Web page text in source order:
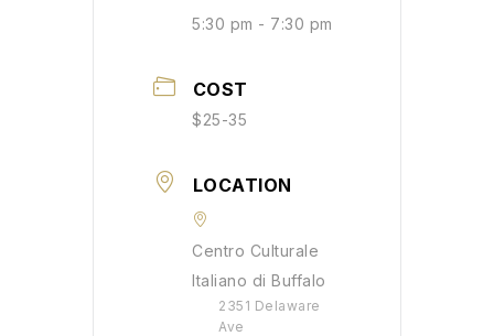
5:30 pm - 7:30 pm
COST
$25-35
LOCATION
Centro Culturale
Italiano di Buffalo
2351 Delaware
Ave